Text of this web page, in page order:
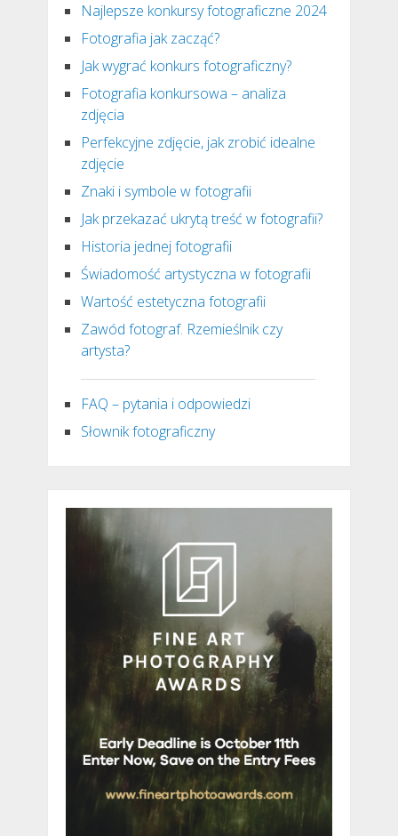
Najlepsze konkursy fotograficzne 2024
Fotografia jak zacząć?
Jak wygrać konkurs fotograficzny?
Fotografia konkursowa – analiza
zdjęcia
Perfekcyjne zdjęcie, jak zrobić idealne
zdjęcie
Znaki i symbole w fotografii
Jak przekazać ukrytą treść w fotografii?
Historia jednej fotografii
Świadomość artystyczna w fotografii
Wartość estetyczna fotografii
Zawód fotograf. Rzemieślnik czy
artysta?
FAQ – pytania i odpowiedzi
Słownik fotograficzny